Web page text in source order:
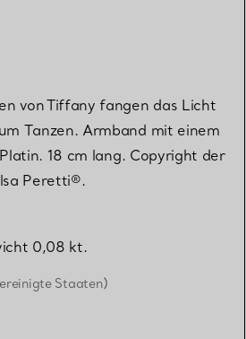
von Tiffany fangen das Licht
Tanzen. Armband mit einem
18 cm lang. Copyright der
Peretti®.
0,08 kt.
Staaten)